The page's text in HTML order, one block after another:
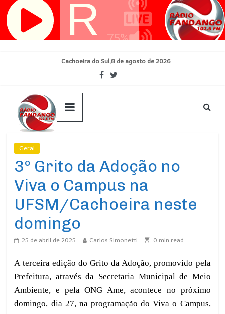
Pular
para
Cachoeira do Sul,8 de agosto de 2026
Geral
3º Grito da Adoção no
Viva o Campus na
UFSM/Cachoeira neste
domingo
25 de abril de 2025 Carlos Simonetti 0 min read
A terceira edição do Grito da Adoção, promovido pela
Prefeitura, através da Secretaria Municipal de Meio
Ambiente, e pela ONG Ame, acontece no próximo
domingo, dia 27, na programação do Viva o Campus,